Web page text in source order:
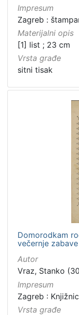
Impresum
Zagreb :
Materijalni opis
[1] list ; 23 cm
Vrsta građe
sitni tisak
Domorodkam
večernje
Autor
Vraz, Stanko
Impresum
Zagreb :
Vrsta građe